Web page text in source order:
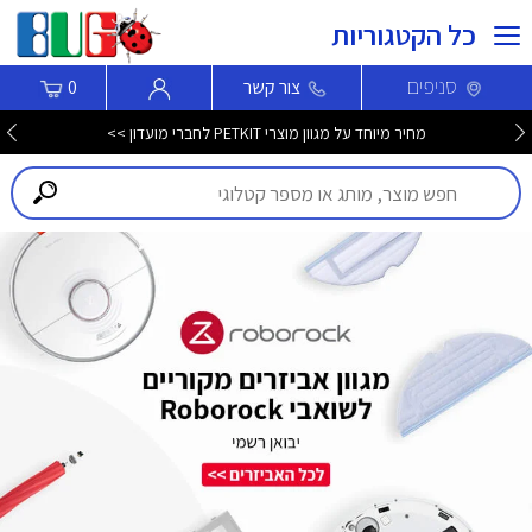
כל הקטגוריות
סניפים צור קשר 0
מחיר מיוחד על מגוון מוצרי PETKIT לחברי מועדון >>